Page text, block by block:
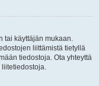
tai käyttäjän mukaan.
liittämistä tietyllä
tiedostoja. Ota yhteyttä
liitetiedostoja.